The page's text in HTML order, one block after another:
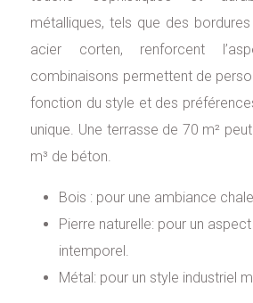
métalliques, tels que des
acier corten, renforcent
combinaisons permettent de
fonction du style et des
unique. Une terrasse de 70 m²
m³ de béton.
Bois : pour une ambiance
Pierre naturelle: pour un
intemporel.
Métal: pour un style industriel